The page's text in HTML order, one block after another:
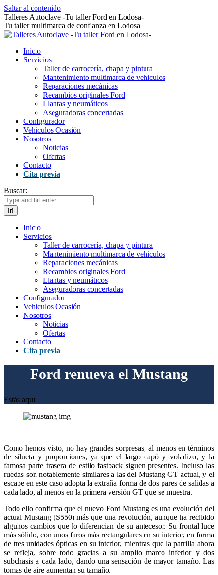
Saltar al contenido
Talleres Autoclave -Tu taller Ford en Lodosa-
Tu taller multimarca de confianza en Lodosa
Inicio
Servicios
Taller de carrocería, chapa y pintura
Mantenimiento multimarca de vehiculos
Reparaciones mecánicas
Recambios originales Ford
Llantas y neumáticos
Aseguradoras concertadas
Configurador
Vehiculos Ocasión
Nosotros
Noticias
Ofertas
Contacto
Cita previa
Buscar:
Inicio
Servicios
Taller de carrocería, chapa y pintura
Mantenimiento multimarca de vehiculos
Reparaciones mecánicas
Recambios originales Ford
Llantas y neumáticos
Aseguradoras concertadas
Configurador
Vehiculos Ocasión
Nosotros
Noticias
Ofertas
Contacto
Cita previa
Ford renueva el Mustang
Estás aquí:
Como hemos visto, no hay grandes sorpresas, al menos en términos
de silueta y proporciones, ya que el largo capó y voladizo, y la
famosa parte trasera de estilo fastback siguen presentes. Incluso las
ruedas son notablemente similares a las del Mustang GT actual, y el
escape en este caso adopta la extraña forma de dos pares de salidas a
cada lado, al menos en la primera versión GT que se muestra.
Todo ello confirma que el nuevo Ford Mustang es una evolución del
actual Mustang (S550) más que una revolución, aunque ha recibido
algunos cambios que lo diferencian de su antecesor. Su frontal luce
más sólido, con unos faros más rectangulares en su interior, en forma
de tres unidades ópticas en su interior, mientras que la parrilla ahora
se refleja, sobre todo gracias a su amplio marco inferior y dos
subchasis a cada lado, dando una sensación de mayor tamaño. Las
tomas de aire aumentan su tamaño.